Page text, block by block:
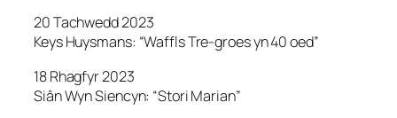
20 Tachwedd 2023
Keys Huysmans: “Waffls Tre-groes yn 40 oed”
18 Rhagfyr 2023
Siân Wyn Siencyn: “Stori Marian”